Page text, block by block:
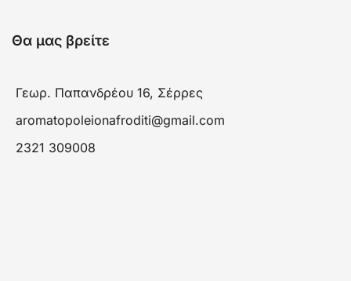
Θα μας βρείτε
Γεωρ. Παπανδρέου 16, Σέρρες
aromatopoleionafroditi@gmail.com
2321 309008